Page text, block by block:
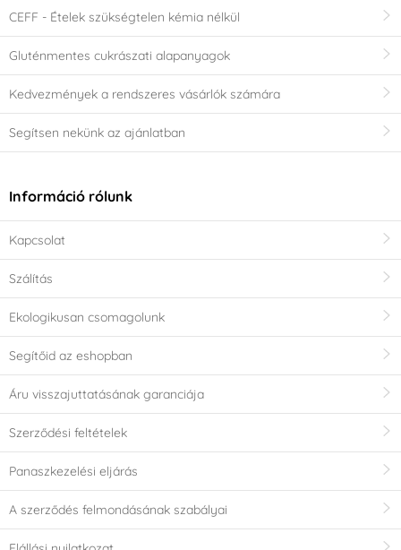
CEFF - Ételek szükségtelen kémia nélkül
Gluténmentes cukrászati alapanyagok
Kedvezmények a rendszeres vásárlók számára
Segítsen nekünk az ajánlatban
Információ rólunk
Kapcsolat
Szálítás
Ekologikusan csomagolunk
Segítőid az eshopban
Áru visszajuttatásának garanciája
Szerződési feltételek
Panaszkezelési eljárás
A szerződés felmondásának szabályai